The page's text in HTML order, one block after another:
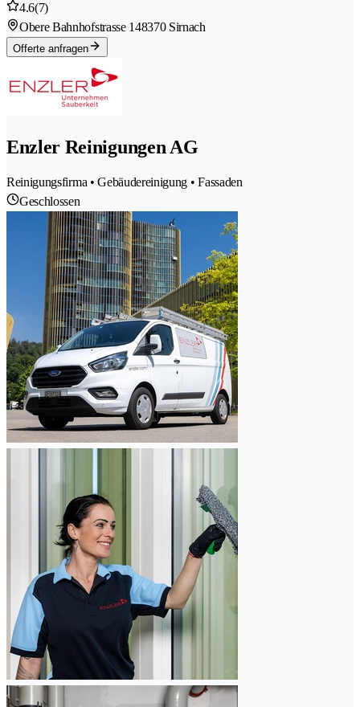
4.6(7)
Obere Bahnhofstrasse 148370 Sirnach
Offerte anfragen
Enzler Reinigungen AG
Reinigungsfirma • Gebäudereinigung • Fassaden
Geschlossen